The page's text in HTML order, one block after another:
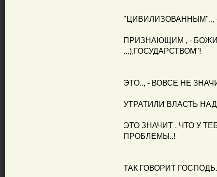
"ЦИВИЛИЗОВАННЫМ"..,
ПРИЗНАЮЩИМ , -
...),ГОСУДАРСТВОМ"!
ЭТО.., - ВОВСЕ НЕ
УТРАТИЛИ ВЛАСТЬ
ЭТО ЗНАЧИТ , ЧТО У
ПРОБЛЕМЫ..!
ТАК ГОВОРИТ